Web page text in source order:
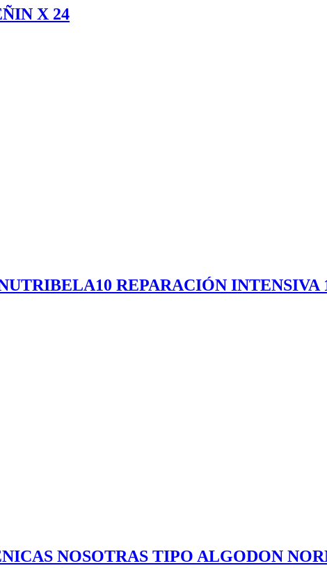
X 24
REPARACIÓN INTENSIVA
NOSOTRAS TIPO ALGODON